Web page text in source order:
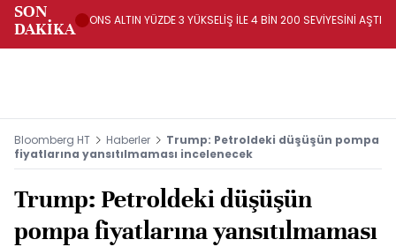
SON
DAKİKA
ONS ALTIN YÜZDE 3 YÜKSELİŞ İLE 4 BİN 200 SEVİYESİNİ AŞTI
Bloomberg HT Haberler
Trump: Petroldeki düşüşün pompa
fiyatlarına yansıtılmaması incelenecek
Trump: Petroldeki düşüşün
pompa fiyatlarına yansıtılmaması